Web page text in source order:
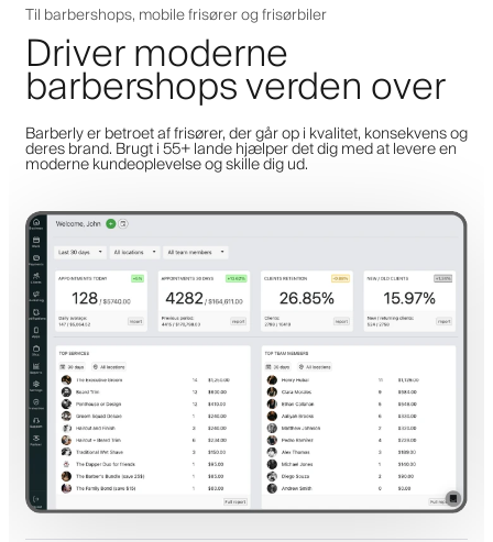
Til barbershops, mobile frisører og frisørbiler
Driver moderne
barbershops verden over
Barberly er betroet af frisører, der går op i kvalitet, konsekvens og
deres brand. Brugt i 55+ lande hjælper det dig med at levere en
moderne kundeoplevelse og skille dig ud.